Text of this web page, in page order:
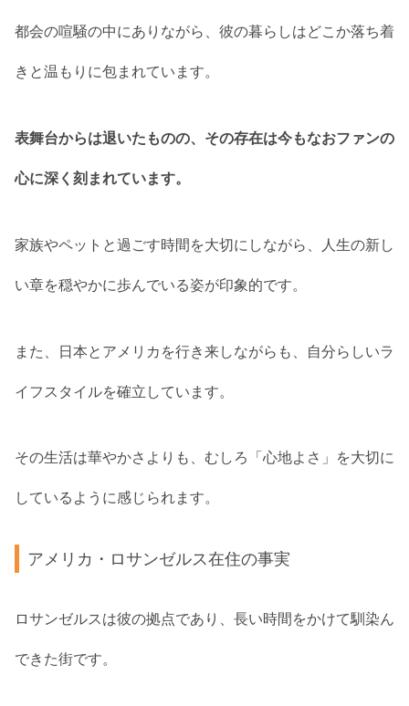
都会の喧騒の中にありながら、彼の暮らしはどこか落ち着
きと温もりに包まれています。
表舞台からは退いたものの、その存在は今もなおファンの
心に深く刻まれています。
家族やペットと過ごす時間を大切にしながら、人生の新し
い章を穏やかに歩んでいる姿が印象的です。
また、日本とアメリカを行き来しながらも、自分らしいラ
イフスタイルを確立しています。
その生活は華やかさよりも、むしろ「心地よさ」を大切に
しているように感じられます。
アメリカ・ロサンゼルス在住の事実
ロサンゼルスは彼の拠点であり、長い時間をかけて馴染ん
できた街です。